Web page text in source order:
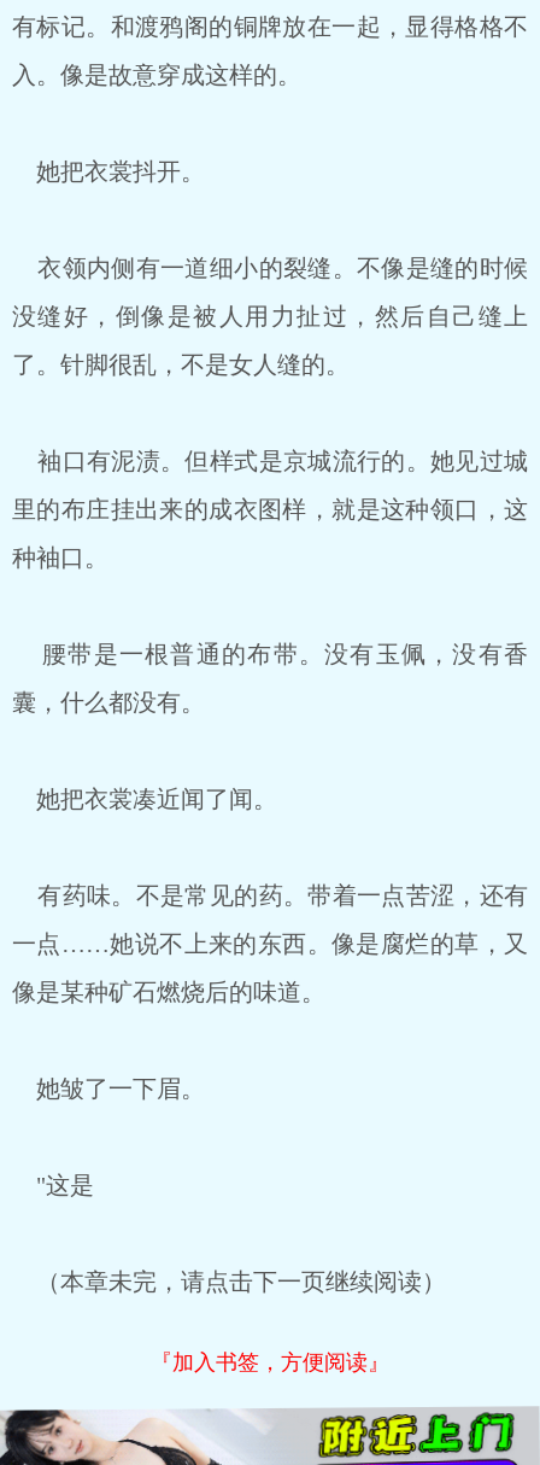
有标记。和渡鸦阁的铜牌放在一起，显得格格不
入。像是故意穿成这样的。
她把衣裳抖开。
衣领内侧有一道细小的裂缝。不像是缝的时候
没缝好，倒像是被人用力扯过，然后自己缝上
了。针脚很乱，不是女人缝的。
袖口有泥渍。但样式是京城流行的。她见过城
里的布庄挂出来的成衣图样，就是这种领口，这
种袖口。
腰带是一根普通的布带。没有玉佩，没有香
囊，什么都没有。
她把衣裳凑近闻了闻。
有药味。不是常见的药。带着一点苦涩，还有
一点……她说不上来的东西。像是腐烂的草，又
像是某种矿石燃烧后的味道。
她皱了一下眉。
"这是
（本章未完，请点击下一页继续阅读）
『加入书签，方便阅读』